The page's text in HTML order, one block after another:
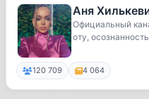
Аня
Официальный
оту,
120 709 4 064